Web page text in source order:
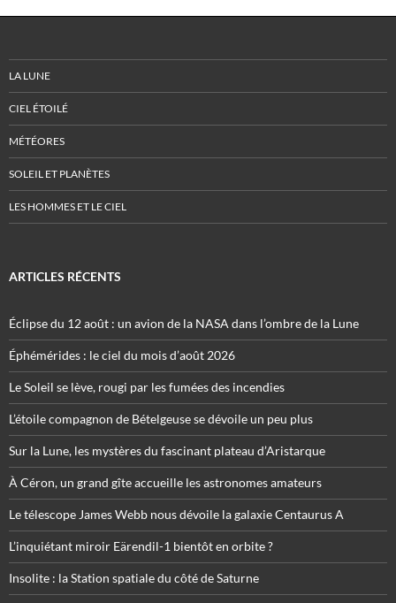
LA LUNE
CIEL ÉTOILÉ
MÉTÉORES
SOLEIL ET PLANÈTES
LES HOMMES ET LE CIEL
ARTICLES RÉCENTS
Éclipse du 12 août : un avion de la NASA dans l’ombre de la Lune
Éphémérides : le ciel du mois d’août 2026
Le Soleil se lève, rougi par les fumées des incendies
L’étoile compagnon de Bételgeuse se dévoile un peu plus
Sur la Lune, les mystères du fascinant plateau d’Aristarque
À Céron, un grand gîte accueille les astronomes amateurs
Le télescope James Webb nous dévoile la galaxie Centaurus A
L’inquiétant miroir Eärendil-1 bientôt en orbite ?
Insolite : la Station spatiale du côté de Saturne